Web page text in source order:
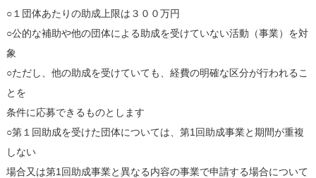
○１団体あたりの助成上限は３００万円
○公的な補助や他の団体による助成を受けていない活動（事業）を対
象
○ただし、他の助成を受けていても、経費の明確な区分が行われるこ
とを
条件に応募できるものとします
○第１回助成を受けた団体については、第1回助成事業と期間が重複
しない
場合又は第1回助成事業と異なる内容の事業で申請する場合について